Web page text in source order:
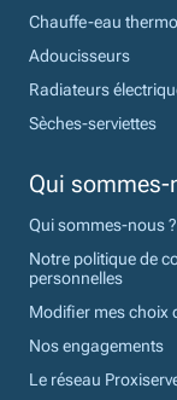
Chauffe-eau
Adoucisseurs
Radiateurs
Sèches-serviettes
Qui sommes-
Qui sommes-nous ?
Notre politique de
personnelles
Modifier mes choix
Nos engagements
Le réseau